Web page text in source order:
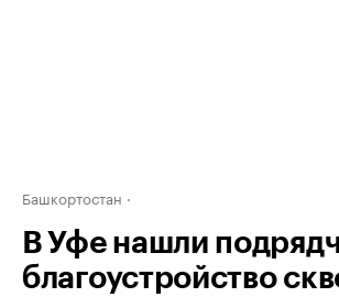
Башкортостан
В Уфе нашли
благоустройство